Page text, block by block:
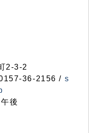
2-3-2
36-2156 / s
後